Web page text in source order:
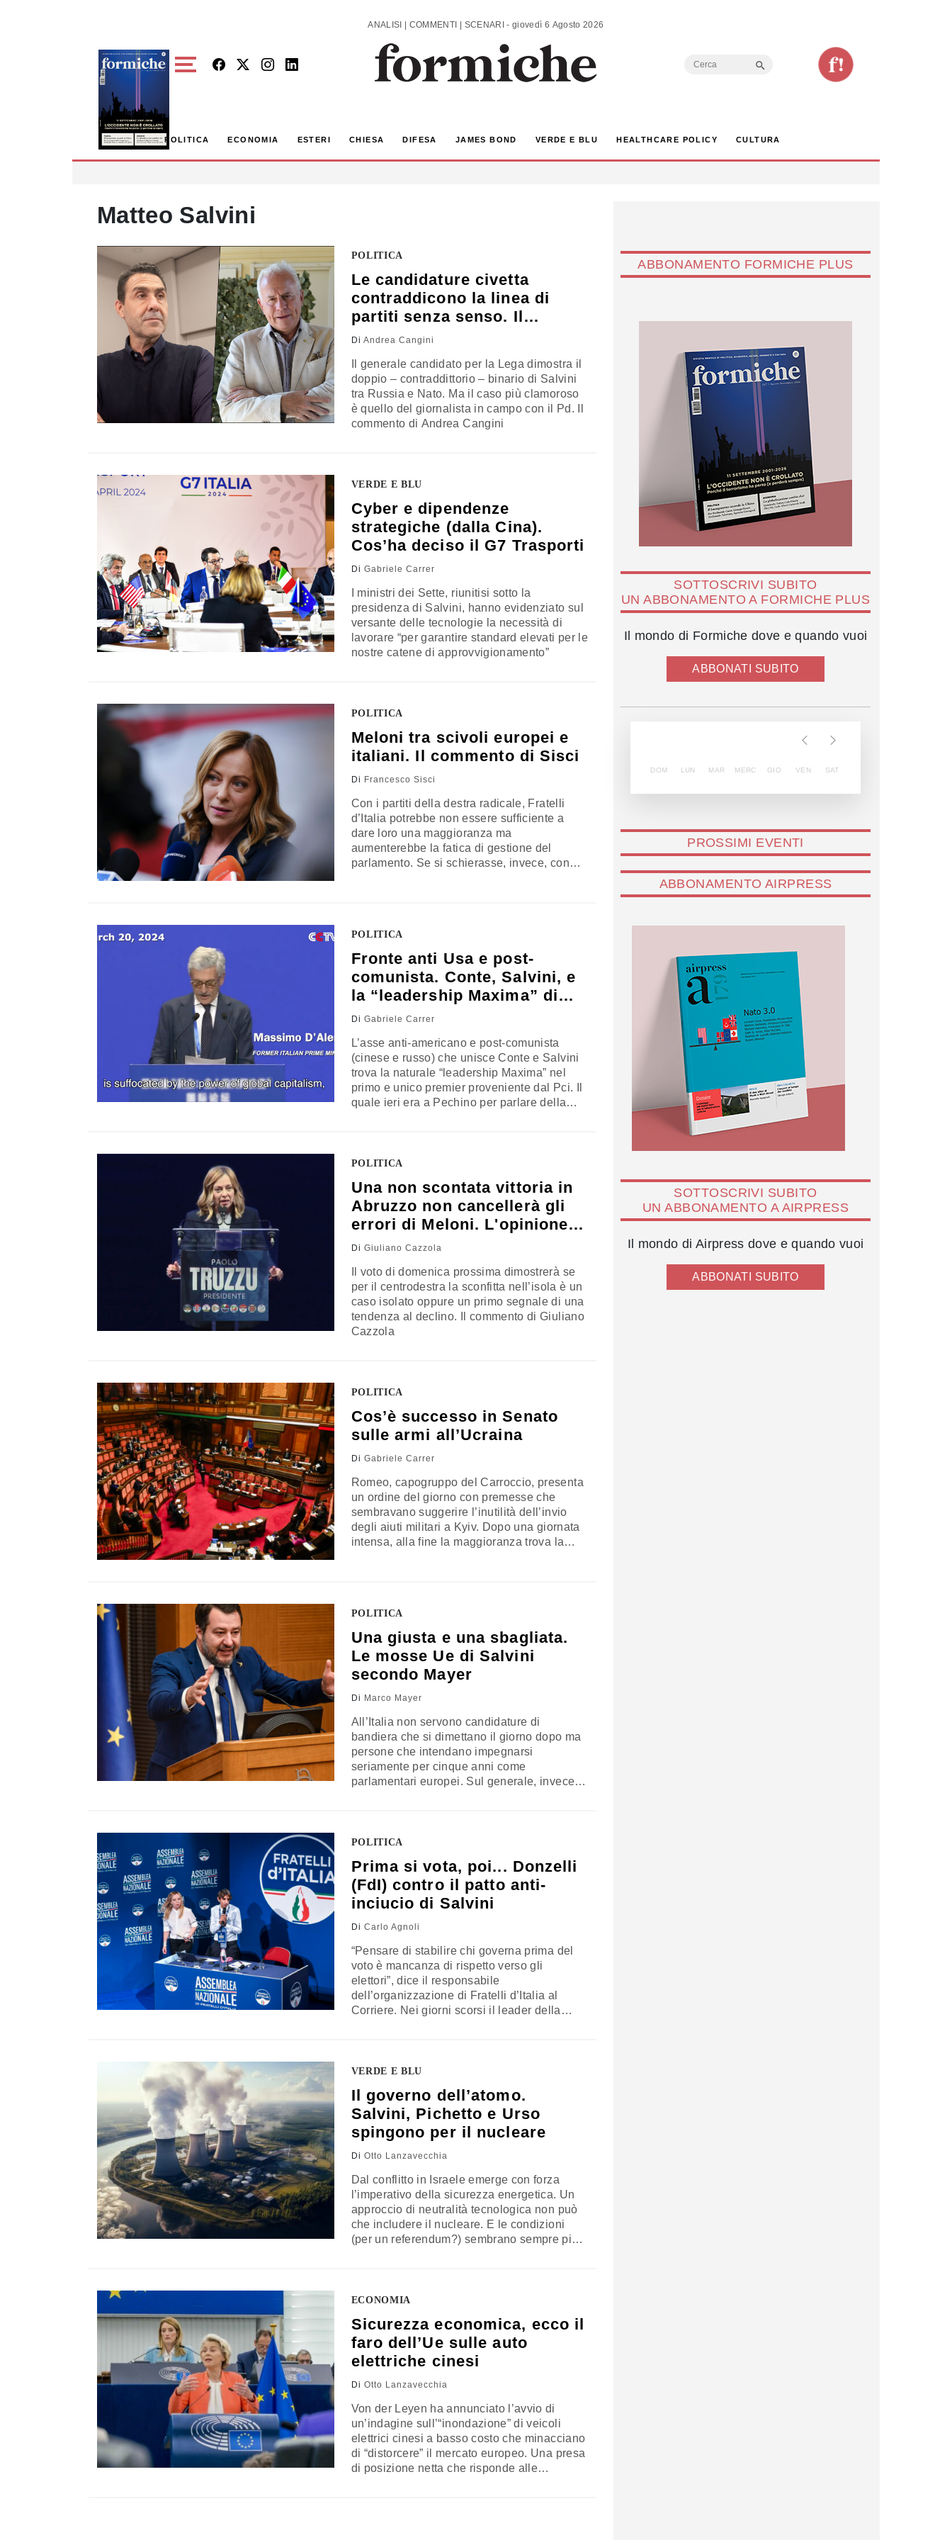
ANALISI | COMMENTI | SCENARI - giovedì 6 Agosto 2026
Search
POLITICA ECONOMIA ESTERI CHIESA DIFESA JAMES BOND VERDE E BLU HEALTHCARE POLICY CULTURA
Matteo Salvini
POLITICA
Le candidature civetta
contraddicono la linea di
partiti senza senso. Il
corsivo di Cangini
Di Andrea Cangini
Il generale candidato per la Lega dimostra il
doppio – contraddittorio – binario di Salvini
tra Russia e Nato. Ma il caso più clamoroso
è quello del giornalista in campo con il Pd. Il
commento di Andrea Cangini
VERDE E BLU
Cyber e dipendenze
strategiche (dalla Cina).
Cos’ha deciso il G7 Trasporti
Di Gabriele Carrer
I ministri dei Sette, riunitisi sotto la
presidenza di Salvini, hanno evidenziato sul
versante delle tecnologie la necessità di
lavorare “per garantire standard elevati per le
nostre catene di approvvigionamento”
POLITICA
Meloni tra scivoli europei e
italiani. Il commento di Sisci
Di Francesco Sisci
Con i partiti della destra radicale, Fratelli
d’Italia potrebbe non essere sufficiente a
dare loro una maggioranza ma
aumenterebbe la fatica di gestione del
parlamento. Se si schierasse, invece, con
POLITICA
Fronte anti Usa e post-
comunista. Conte, Salvini, e
la “leadership Maxima” di
D’Alema
Di Gabriele Carrer
L’asse anti-americano e post-comunista
(cinese e russo) che unisce Conte e Salvini
trova la naturale “leadership Maxima” nel
primo e unico premier proveniente dal Pci. Il
quale ieri era a Pechino per parlare della
POLITICA
Una non scontata vittoria in
Abruzzo non cancellerà gli
errori di Meloni. L'opinione
di Cazzola
Di Giuliano Cazzola
Il voto di domenica prossima dimostrerà se
per il centrodestra la sconfitta nell’isola è un
caso isolato oppure un primo segnale di una
tendenza al declino. Il commento di Giuliano
Cazzola
POLITICA
Cos’è successo in Senato
sulle armi all’Ucraina
Di Gabriele Carrer
Romeo, capogruppo del Carroccio, presenta
un ordine del giorno con premesse che
sembravano suggerire l’inutilità dell’invio
degli aiuti militari a Kyiv. Dopo una giornata
intensa, alla fine la maggioranza trova la
POLITICA
Una giusta e una sbagliata.
Le mosse Ue di Salvini
secondo Mayer
Di Marco Mayer
All’Italia non servono candidature di
bandiera che si dimettano il giorno dopo ma
persone che intendano impegnarsi
seriamente per cinque anni come
parlamentari europei. Sul generale, invece…
POLITICA
Prima si vota, poi... Donzelli
(FdI) contro il patto anti-
inciucio di Salvini
Di Carlo Agnoli
“Pensare di stabilire chi governa prima del
voto è mancanza di rispetto verso gli
elettori”, dice il responsabile
dell’organizzazione di Fratelli d’Italia al
Corriere. Nei giorni scorsi il leader della
europee? “Ancora non abbiamo iniziato a
VERDE E BLU
Il governo dell’atomo.
Salvini, Pichetto e Urso
spingono per il nucleare
Di Otto Lanzavecchia
Dal conflitto in Israele emerge con forza
l’imperativo della sicurezza energetica. Un
approccio di neutralità tecnologica non può
che includere il nucleare. E le condizioni
(per un referendum?) sembrano sempre più
l’ambizione di “accendere il primo
ECONOMIA
Sicurezza economica, ecco il
faro dell’Ue sulle auto
elettriche cinesi
Di Otto Lanzavecchia
Von der Leyen ha annunciato l’avvio di
un’indagine sull’“inondazione” di veicoli
elettrici cinesi a basso costo che minacciano
di “distorcere” il mercato europeo. Una presa
di posizione netta che risponde alle
ABBONAMENTO FORMICHE PLUS
SOTTOSCRIVI SUBITO
UN ABBONAMENTO A FORMICHE PLUS
Il mondo di Formiche dove e quando vuoi
ABBONATI SUBITO
DOM LUN MAR MERC GIO VEN SAT
PROSSIMI EVENTI
ABBONAMENTO AIRPRESS
SOTTOSCRIVI SUBITO
UN ABBONAMENTO A AIRPRESS
Il mondo di Airpress dove e quando vuoi
ABBONATI SUBITO